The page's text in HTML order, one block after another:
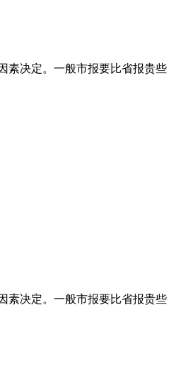
决定。一般市报要比省报贵
决定。一般市报要比省报贵